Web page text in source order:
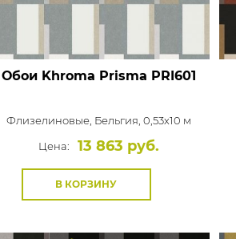
Обои Khroma Prisma PRI601
Флизелиновые, Бельгия, 0,53x10 м
Цена:
13 863 руб.
В КОРЗИНУ